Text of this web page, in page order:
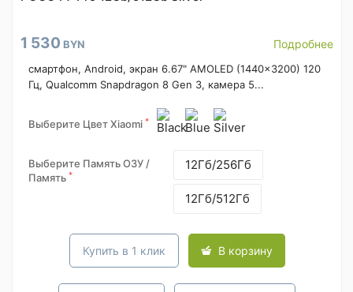
1 530 BYN Подробнее
смартфон, Android, экран 6.67" AMOLED (1440x3200) 120
Гц, Qualcomm Snapdragon 8 Gen 3, камера 5...
Выберите Цвет Xiaomi *
Выберите Память ОЗУ /
Память *
12Гб/256Гб
12Гб/512Гб
Купить в 1 клик В корзину